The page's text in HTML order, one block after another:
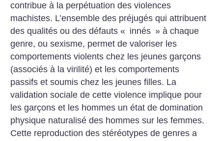
contribue à la perpétuation des violences
machistes. L’ensemble des préjugés qui attribuent
des qualités ou des défauts « innés » à chaque
genre, ou sexisme, permet de valoriser les
comportements violents chez les jeunes garçons
(associés à la virilité) et les comportements
passifs et soumis chez les jeunes filles. La
validation sociale de cette violence implique pour
les garçons et les hommes un état de domination
physique naturalisé des hommes sur les femmes.
Cette reproduction des stéréotypes de genres a